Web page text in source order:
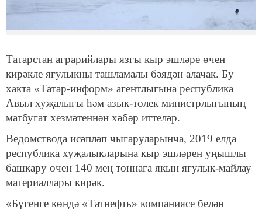
Татарстан аграрийлары язгы кыр эшләре өчен
кирәкле ягулыкны ташламалы бәядән алачак. Бу
хакта «Татар-информ» агентлыгына республика
Авыл хуҗалыгы һәм азык-төлек министрлыгының
матбугат хезмәтеннән хәбәр иттеләр.
Ведомствода исәпләп чыгаруларынча, 2019 елда
республика хуҗалыкларына кыр эшләрен уңышлы
башкару өчен 140 мең тоннага якын ягулык-майлау
материаллары кирәк.
«Бүгенге көндә «Татнефть» компаниясе белән